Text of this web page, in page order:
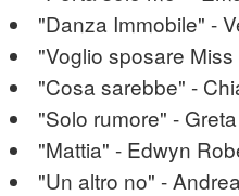
"Danza Immobile" -
"Voglio sposare
"Cosa sarebbe" -
"Solo rumore" -
"Mattia" - Edwyn
"Un altro no" -